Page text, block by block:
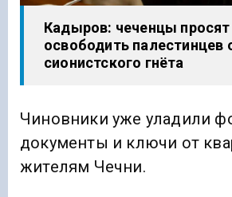
Кадыров: чеченцы
освободить палестинцев
сионистского гнёта
Чиновники уже уладили
документы и ключи от
жителям Чечни.